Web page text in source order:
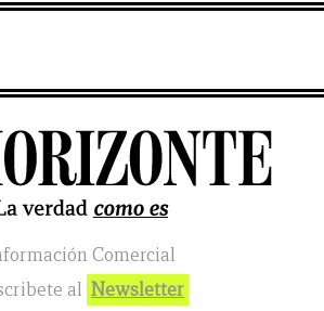
Comercial
al Newsletter